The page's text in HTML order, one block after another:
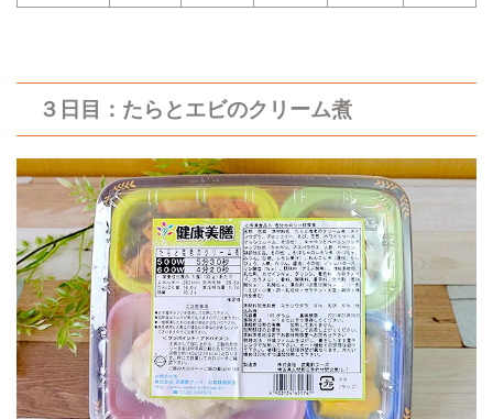
３日目：たらとエビのクリーム煮